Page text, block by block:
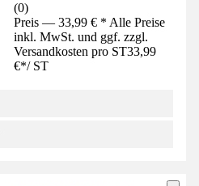
(0)
Preis — 33,99 € * Alle Preise
inkl. MwSt. und ggf. zzgl.
Versandkosten pro ST33,99
€*/ ST